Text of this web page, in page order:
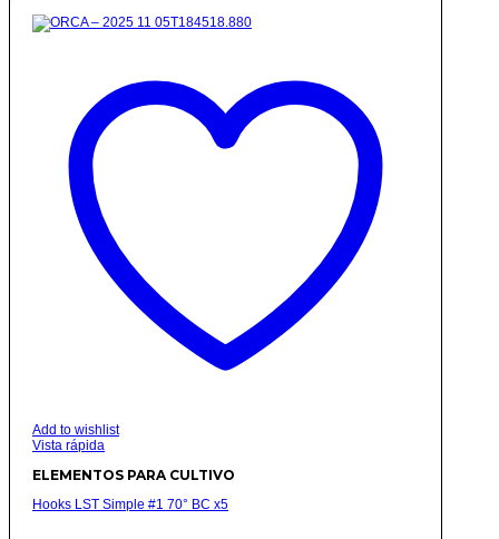
Add to wishlist
Vista rápida
ELEMENTOS PARA CULTIVO
Hooks LST Simple #1 70° BC x5